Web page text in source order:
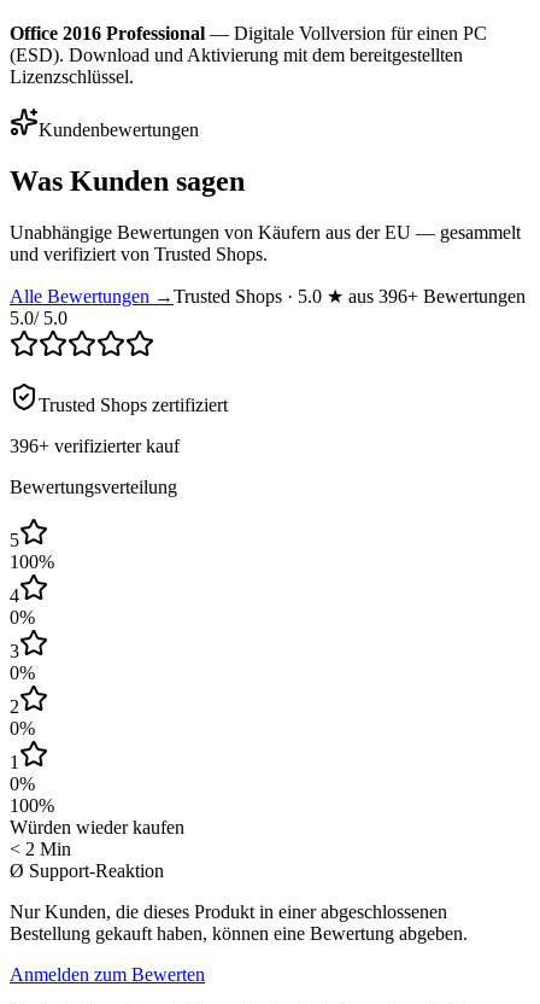
Office 2016 Professional — Digitale Vollversion für einen PC
(ESD). Download und Aktivierung mit dem bereitgestellten
Lizenzschlüssel.
Kundenbewertungen
Was Kunden sagen
Unabhängige Bewertungen von Käufern aus der EU — gesammelt
und verifiziert von Trusted Shops.
Alle Bewertungen →Trusted Shops · 5.0 ★ aus 396+ Bewertungen
5.0/ 5.0
Trusted Shops zertifiziert
396+ verifizierter kauf
Bewertungsverteilung
5
100%
4
0%
3
0%
2
0%
1
0%
100%
Würden wieder kaufen
< 2 Min
Ø Support-Reaktion
Nur Kunden, die dieses Produkt in einer abgeschlossenen
Bestellung gekauft haben, können eine Bewertung abgeben.
Anmelden zum Bewerten